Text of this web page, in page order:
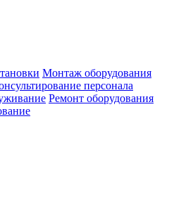
Монтаж оборудования
персонала
Ремонт оборудования